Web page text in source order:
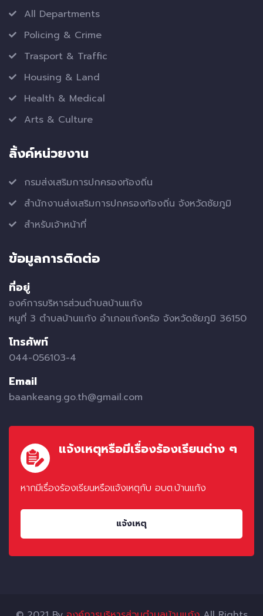
All Departments
Policing & Crime
Trasport & Traffic
Housing & Land
Health & Medical
Arts & Culture
ลิ้งค์หน่วยงาน
กรมส่งเสริมการปกครองท้องถิ่น
สำนักงานส่งเสริมการปกครองท้องถิ่น จังหวัดชัยภูมิ
สำหรับเจ้าหน้าที่
ข้อมูลการติดต่อ
ที่อยู่
องค์การบริหารส่วนตำบลบ้านแก้ง
หมูที่ 3 ตำบลบ้านแก้ง อำเภอแก้งคร้อ จังหวัดชัยภูมิ 36150
โทรศัพท์
044-056103-4
Email
baankeang.go.th@gmail.com
แจ้งเหตุหรือมีเรื่องร้องเรียนต่าง ๆ
หากมีเรื่องร้องเรียนหรือแจ้งเหตุกับ อบต.บ้านแก้ง
แจ้งเหตุ